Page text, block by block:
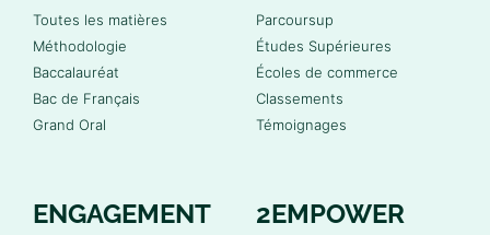
Toutes les matières
Méthodologie
Baccalauréat
Bac de Français
Grand Oral
Parcoursup
Études Supérieures
Écoles de commerce
Classements
Témoignages
ENGAGEMENT 2EMPOWER